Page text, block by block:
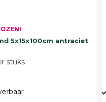
5x15x100cm antraciet
stuks